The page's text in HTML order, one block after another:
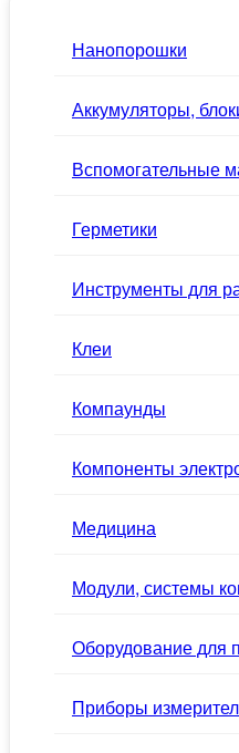
Нанопорошки
Аккумуляторы,
Вспомогательные
Герметики
Инструменты для
Клеи
Компаунды
Компоненты
Медицина
Модули, системы
Оборудование для
Приборы